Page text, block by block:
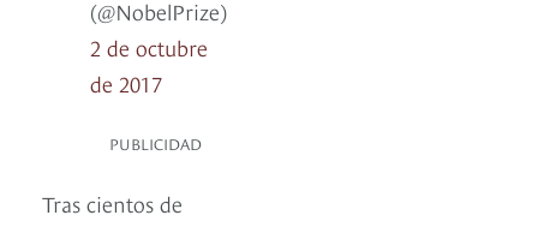
(@NobelPrize)
2 de octubre
de 2017
PUBLICIDAD
Tras cientos de